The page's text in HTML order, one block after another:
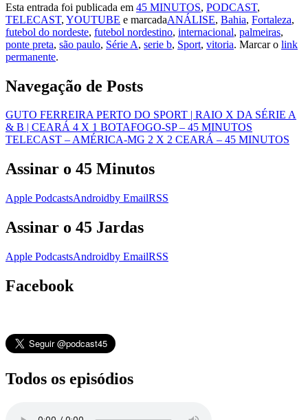
Esta entrada foi publicada em 45 MINUTOS, PODCAST,
TELECAST, YOUTUBE e marcadaANÁLISE, Bahia, Fortaleza,
futebol do nordeste, futebol nordestino, internacional, palmeiras,
ponte preta, são paulo, Série A, serie b, Sport, vitoria. Marcar o link
permanente.
Navegação de Posts
GUTO FERREIRA PERTO DO SPORT | RAIO X DA SÉRIE A
& B | CEARÁ 4 X 1 BOTAFOGO-SP – 45 MINUTOS
TELECAST – AMÉRICA-MG 2 X 2 CEARÁ – 45 MINUTOS
Assinar o 45 Minutos
Apple PodcastsAndroidby EmailRSS
Assinar o 45 Jardas
Apple PodcastsAndroidby EmailRSS
Facebook
Todos os episódios